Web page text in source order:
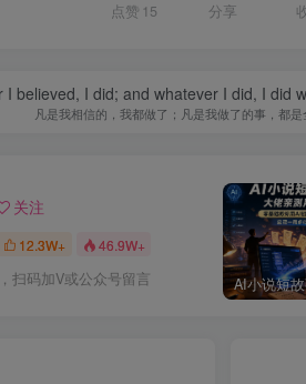
点赞 15 分享
I believed, I did; and whatever I did, I did
凡是我相信的，我都做了；凡是我做了的事，都
关注
12.3W+ 46.9W+
扫码加V或公众号留言